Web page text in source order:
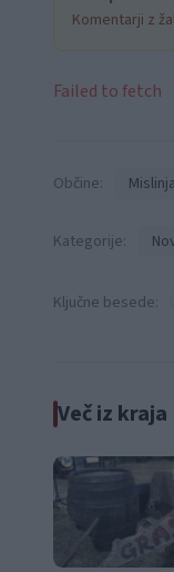
Komentarji z
Failed to fetch
Občine: Mislinja
Kategorije:
Ključne besede:
Več iz